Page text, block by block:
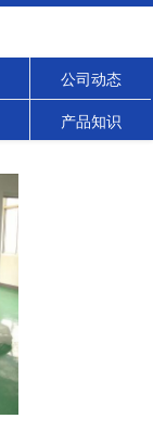
公司动态
产品知识